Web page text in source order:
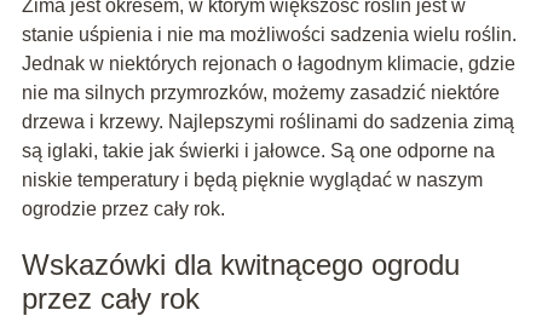
Zima jest okresem, w którym większość roślin jest w
stanie uśpienia i nie ma możliwości sadzenia wielu roślin.
Jednak w niektórych rejonach o łagodnym klimacie, gdzie
nie ma silnych przymrozków, możemy zasadzić niektóre
drzewa i krzewy. Najlepszymi roślinami do sadzenia zimą
są iglaki, takie jak świerki i jałowce. Są one odporne na
niskie temperatury i będą pięknie wyglądać w naszym
ogrodzie przez cały rok.
Wskazówki dla kwitnącego ogrodu
przez cały rok